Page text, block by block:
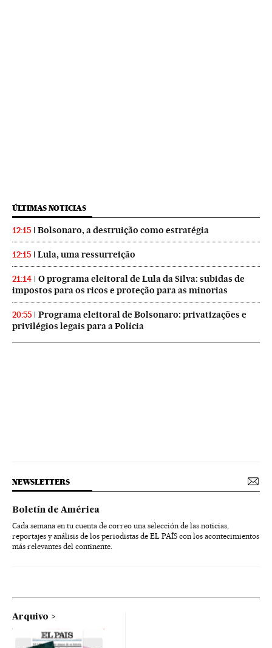
ÚLTIMAS NOTICIAS
12:15 Bolsonaro, a destruição como estratégia
12:15 Lula, uma ressurreição
21:14
O programa eleitoral de Lula da Silva: subidas de
impostos para os ricos e proteção para as minorias
20:55
Programa eleitoral de Bolsonaro: privatizações e
privilégios legais para a Polícia
NEWSLETTERS
Boletín de América
Cada semana en tu cuenta de correo una selección de las noticias,
reportajes y análisis de los periodistas de EL PAÍS con los acontecimientos
más relevantes del continente.
Arquivo